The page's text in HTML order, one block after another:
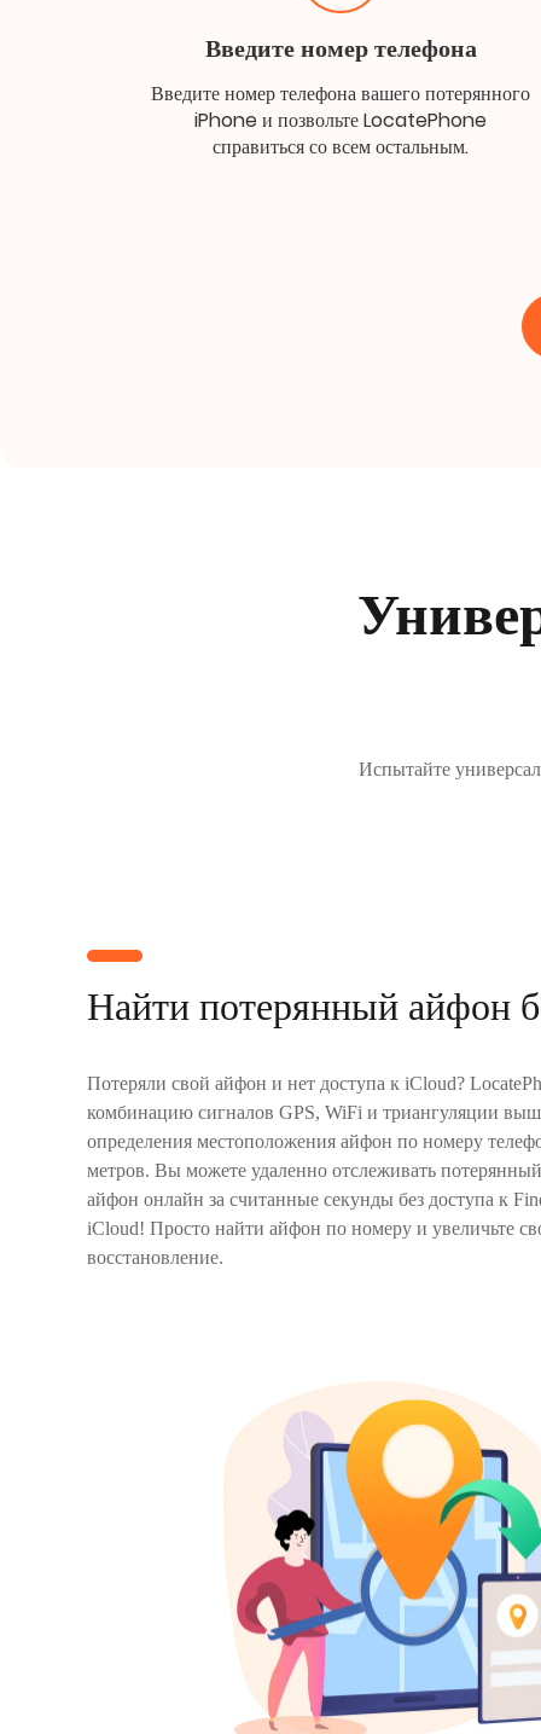
Введите номер телефона
Введите номер телефона вашего потерянного
iPhone и позвольте LocatePhone
справиться со всем остальным.
Испытайте
Найти потерянный айфон
Потеряли свой айфон и нет доступа к iCloud?
комбинацию сигналов GPS, WiFi и триангуляции
определения местоположения айфон по номеру
метров. Вы можете удаленно отслеживать
айфон онлайн за считанные секунды без доступа к
iCloud! Просто найти айфон по номеру и увеличьте
восстановление.